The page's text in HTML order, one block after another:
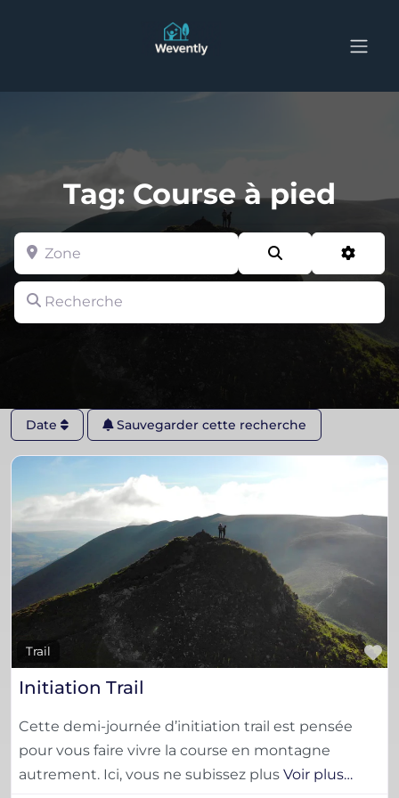
Tag: Course à pied
Recherche
Zone
Date Sauvegarder cette recherche
Trail
Initiation Trail
Cette demi-journée d’initiation trail est pensée
pour vous faire vivre la course en montagne
autrement. Ici, vous ne subissez plus Voir plus…